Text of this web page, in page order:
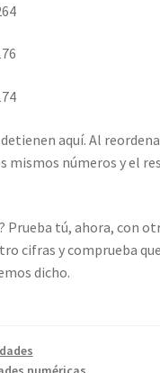
aquí. Al
mismos números y el
Prueba tú, ahora, con
cifras y comprueba
dicho.